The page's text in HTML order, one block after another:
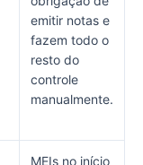
emitir notas e
fazem todo o
resto do
controle
manualmente.
MEIs no início